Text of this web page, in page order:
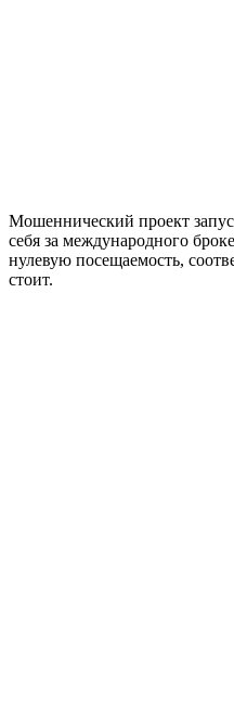
Мошеннический проект
себя за международного
нулевую посещаемость,
стоит.